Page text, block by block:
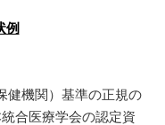
健機関）基準の正規の
合医療学会の認定資